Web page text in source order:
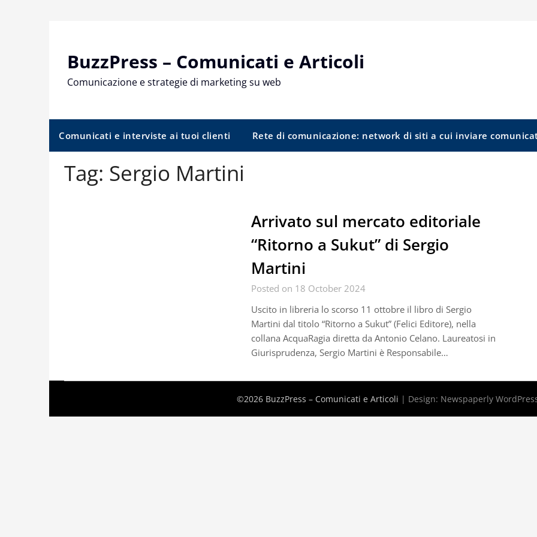
BuzzPress – Comunicati e Articoli
Comunicazione e strategie di marketing su web
Comunicati e interviste ai tuoi clienti Rete di comunicazione: network di siti a cui inviare
Tag: Sergio Martini
Arrivato sul mercato editoriale
“Ritorno a Sukut” di Sergio
Martini
Posted on 18 October 2024
Uscito in libreria lo scorso 11 ottobre il libro di Sergio
Martini dal titolo “Ritorno a Sukut” (Felici Editore), nella
collana AcquaRagia diretta da Antonio Celano. Laureatosi in
Giurisprudenza, Sergio Martini è Responsabile…
©2026 BuzzPress – Comunicati e Articoli | Design: Newspaperly